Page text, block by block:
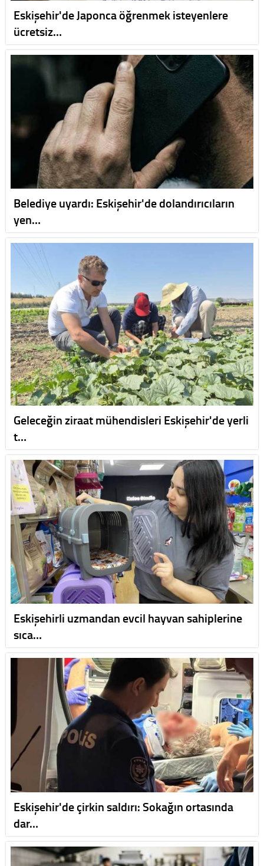
Eskişehir'de Japonca öğrenmek isteyenlere
ücretsiz…
Belediye uyardı: Eskişehir'de dolandırıcıların
yen…
Geleceğin ziraat mühendisleri Eskişehir'de yerli
t…
Eskişehirli uzmandan evcil hayvan sahiplerine
sıca…
Eskişehir'de çirkin saldırı: Sokağın ortasında
dar…